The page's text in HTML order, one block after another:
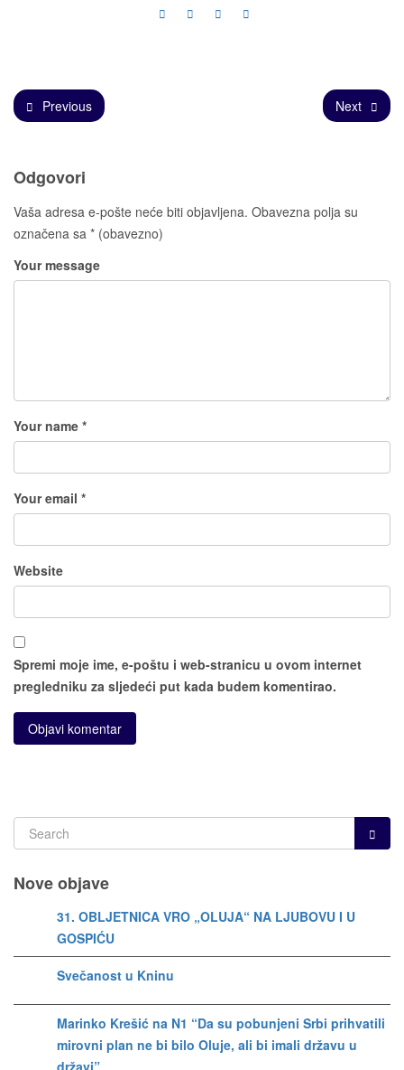
Previous Next
Odgovori
Vaša adresa e-pošte neće biti objavljena. Obavezna polja su
označena sa * (obavezno)
Your message
Your name *
Your email *
Website
Spremi moje ime, e-poštu i web-stranicu u ovom internet
pregledniku za sljedeći put kada budem komentirao.
Nove objave
31. OBLJETNICA VRO „OLUJA“ NA LJUBOVU I U
GOSPIĆU
Svečanost u Kninu
Marinko Krešić na N1 “Da su pobunjeni Srbi prihvatili
mirovni plan ne bi bilo Oluje, ali bi imali državu u
državi”